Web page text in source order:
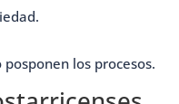
los procesos.